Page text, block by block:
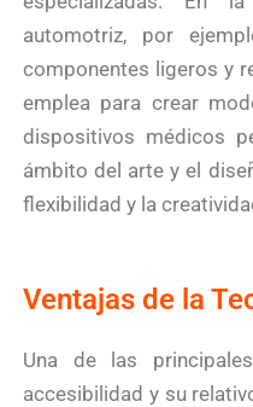
automotriz, por
componentes ligeros y
emplea para crear
dispositivos médicos
ámbito del arte y el
flexibilidad y la
Ventajas de la
Una de las
accesibilidad y su